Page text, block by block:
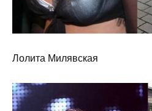
Лолита Милявская